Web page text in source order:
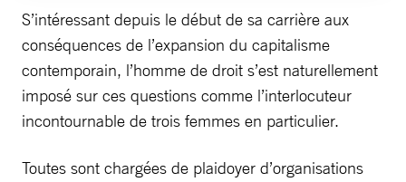
S’intéressant depuis le début de sa carrière aux
conséquences de l’expansion du capitalisme
contemporain, l’homme de droit s’est naturellement
imposé sur ces questions comme l’interlocuteur
incontournable de trois femmes en particulier.
Toutes sont chargées de plaidoyer d’organisations